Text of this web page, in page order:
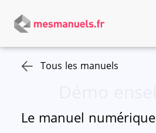
Tous les manuels
Le manuel numérique